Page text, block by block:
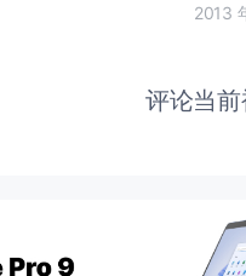
2013
评论当前